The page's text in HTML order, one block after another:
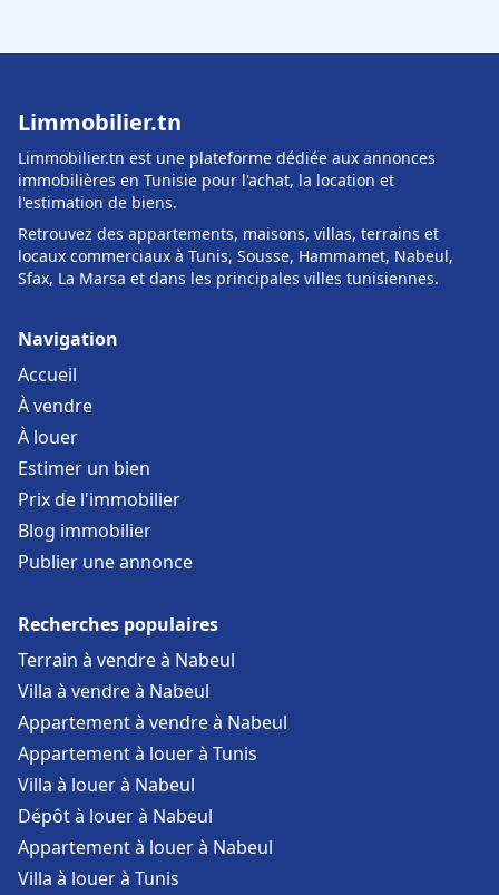
Limmobilier.tn
Limmobilier.tn est une plateforme dédiée aux annonces
immobilières en Tunisie pour l'achat, la location et
l'estimation de biens.
Retrouvez des appartements, maisons, villas, terrains et
locaux commerciaux à Tunis, Sousse, Hammamet, Nabeul,
Sfax, La Marsa et dans les principales villes tunisiennes.
Navigation
Accueil
À vendre
À louer
Estimer un bien
Prix de l'immobilier
Blog immobilier
Publier une annonce
Recherches populaires
Terrain à vendre à Nabeul
Villa à vendre à Nabeul
Appartement à vendre à Nabeul
Appartement à louer à Tunis
Villa à louer à Nabeul
Dépôt à louer à Nabeul
Appartement à louer à Nabeul
Villa à louer à Tunis